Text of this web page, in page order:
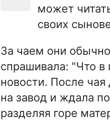
может
своих
За чаем они
спрашивала: "Что в
новости. После
на завод и ждала
разделяя горе